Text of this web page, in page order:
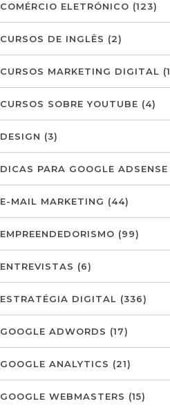
COMÉRCIO ELETRÓNICO (123)
CURSOS DE INGLÊS (2)
CURSOS MARKETING DIGITAL
CURSOS SOBRE YOUTUBE (4)
DESIGN (3)
DICAS PARA GOOGLE ADSENSE
E-MAIL MARKETING (44)
EMPREENDEDORISMO (99)
ENTREVISTAS (6)
ESTRATÉGIA DIGITAL (336)
GOOGLE ADWORDS (17)
GOOGLE ANALYTICS (21)
GOOGLE WEBMASTERS (15)